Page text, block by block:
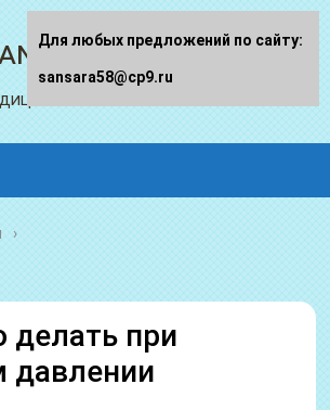
портал
делать при
давлении
Для любых предложений по сайту:
sansara58@cp9.ru